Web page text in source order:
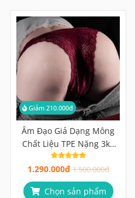
Giảm 210.000đ
Âm Đạo Giả Dạng Mông
Chất Liệu TPE Nặng 3kg
Thiết Kế Hai Lỗ
1.290.000đ 1.500.000đ
Chọn sản phẩm